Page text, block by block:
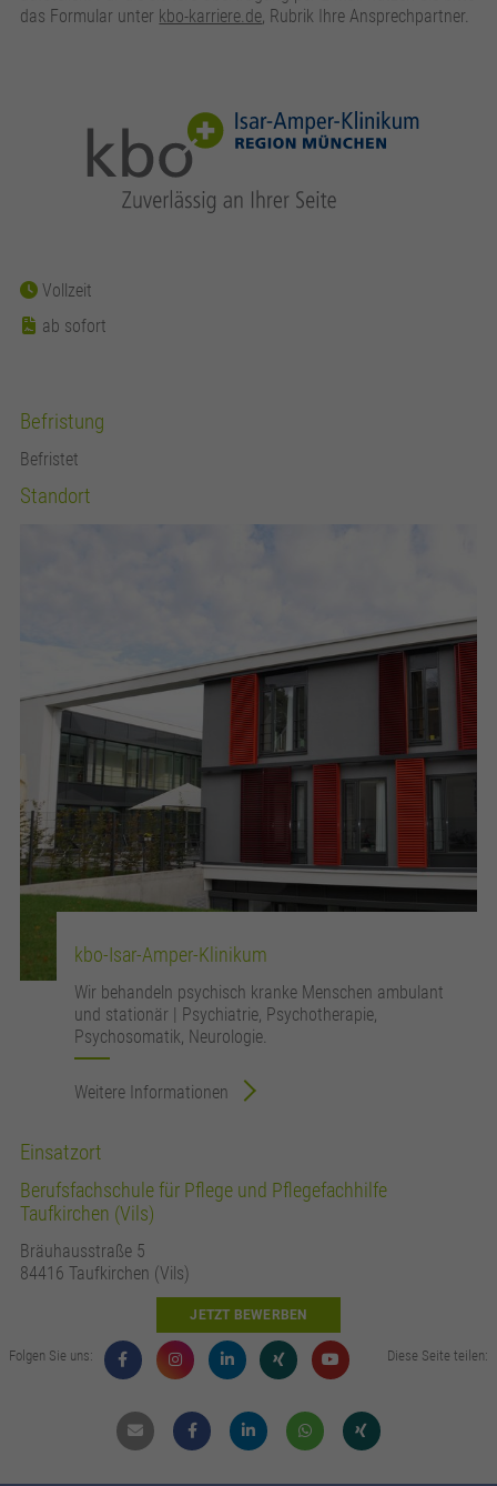
das Formular unter kbo-karriere.de, Rubrik Ihre Ansprechpartner.
Vollzeit
ab sofort
Befristung
Befristet
Standort
kbo-Isar-Amper-Klinikum
Wir behandeln psychisch kranke Menschen ambulant
und stationär | Psychiatrie, Psychotherapie,
Psychosomatik, Neurologie.
Weitere Informationen
Einsatzort
Berufsfachschule für Pflege und Pflegefachhilfe
Taufkirchen (Vils)
Bräuhausstraße 5
84416 Taufkirchen (Vils)
JETZT BEWERBEN
Folgen Sie uns: Diese Seite teilen:
Mail FacebookLinkdin WhatsappXing